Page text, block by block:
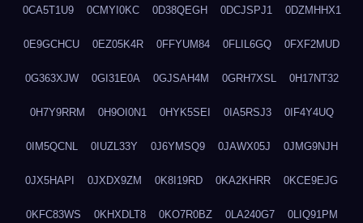
0CA5T1U9 0CMYI0KC 0D38QEGH 0DCJSPJ1 0DZMHHX1
0E9GCHCU 0EZ05K4R 0FFYUM84 0FLIL6GQ 0FXF2MUD
0G363XJW 0GI31E0A 0GJSAH4M 0GRH7XSL 0H17NT32
0H7Y9RRM 0H9OI0N1 0HYK5SEI 0IA5RSJ3 0IF4Y4UQ
0IM5QCNL 0IUZL33Y 0J6YMSQ9 0JAWX05J 0JMG9NJH
0JX5HAPI 0JXDX9ZM 0K8I19RD 0KA2KHRR 0KCE9EJG
0KFC83WS 0KHXDLT8 0KO7R0BZ 0LA240G7 0LIQ91PM